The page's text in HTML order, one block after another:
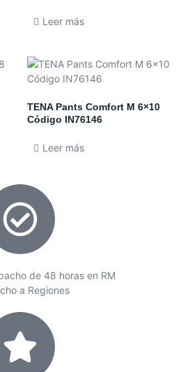
Leer más
TENA Pants Comfort M 6×10
Código IN76146
Leer más
de 48 horas en RM
a Regiones